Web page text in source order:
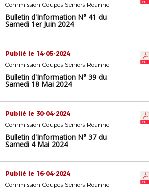
Commission Coupes Seniors Roanne
Bulletin d'Information N° 41 du
Samedi 1er Juin 2024
Publié le 14-05-2024
Commission Coupes Seniors Roanne
Bulletin d'Information N° 39 du
Samedi 18 Mai 2024
Publié le 30-04-2024
Commission Coupes Seniors Roanne
Bulletin d'Information N° 37 du
Samedi 4 Mai 2024
Publié le 16-04-2024
Commission Coupes Seniors Roanne